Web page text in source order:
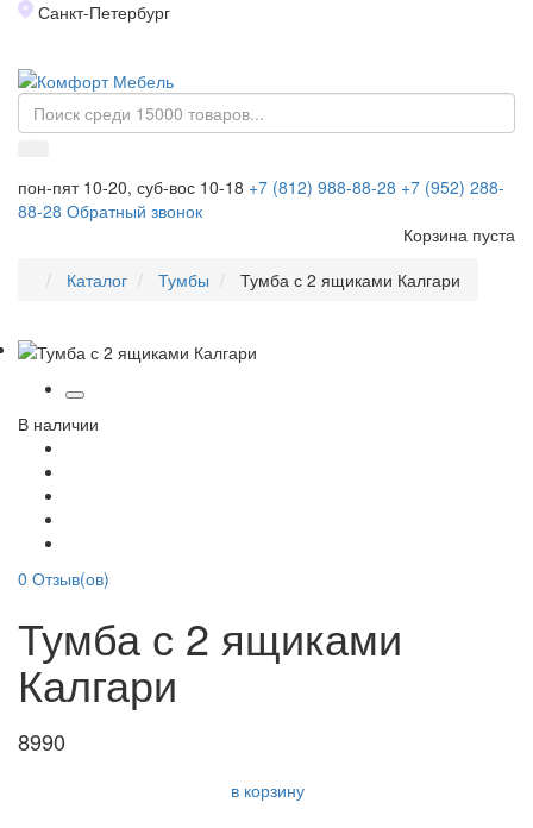
Санкт-Петербург
пон-пят 10-20, суб-вос 10-18 +7 (812) 988-88-28 +7 (952) 288-
88-28 Обратный звонок
Корзина пуста
Каталог
Тумбы Тумба с 2 ящиками Калгари
В наличии
0 Отзыв(ов)
Тумба с 2 ящиками
Калгари
8990
в корзину